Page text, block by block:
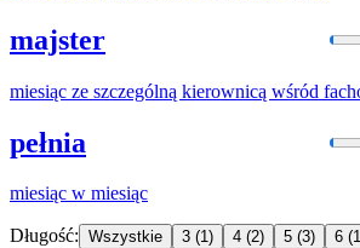
majster
miesiąc ze szczególną kierownicą wśród
pełnia
miesiąc w miesiąc
Długość: Wszystkie 3 (1) 4 (2) 5 (3) 6